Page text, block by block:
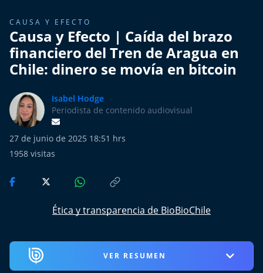
Entrevistas BioBioTV
Comentarios de Tomás Mosciatti
Más de Ti Podcast
Realizadores
Retropop
Tu Mereces Ser Feliz
CAUSA Y EFECTO
Causa y Efecto | Caída del brazo
financiero del Tren de Aragua en
Chile: dinero se movía en bitcoin
Isabel Hodge
Periodista de contenido audiovisual
27 de junio de 2025 18:51 hrs
1958 visitas
Ética y transparencia de BioBioChile
VER RESUMEN